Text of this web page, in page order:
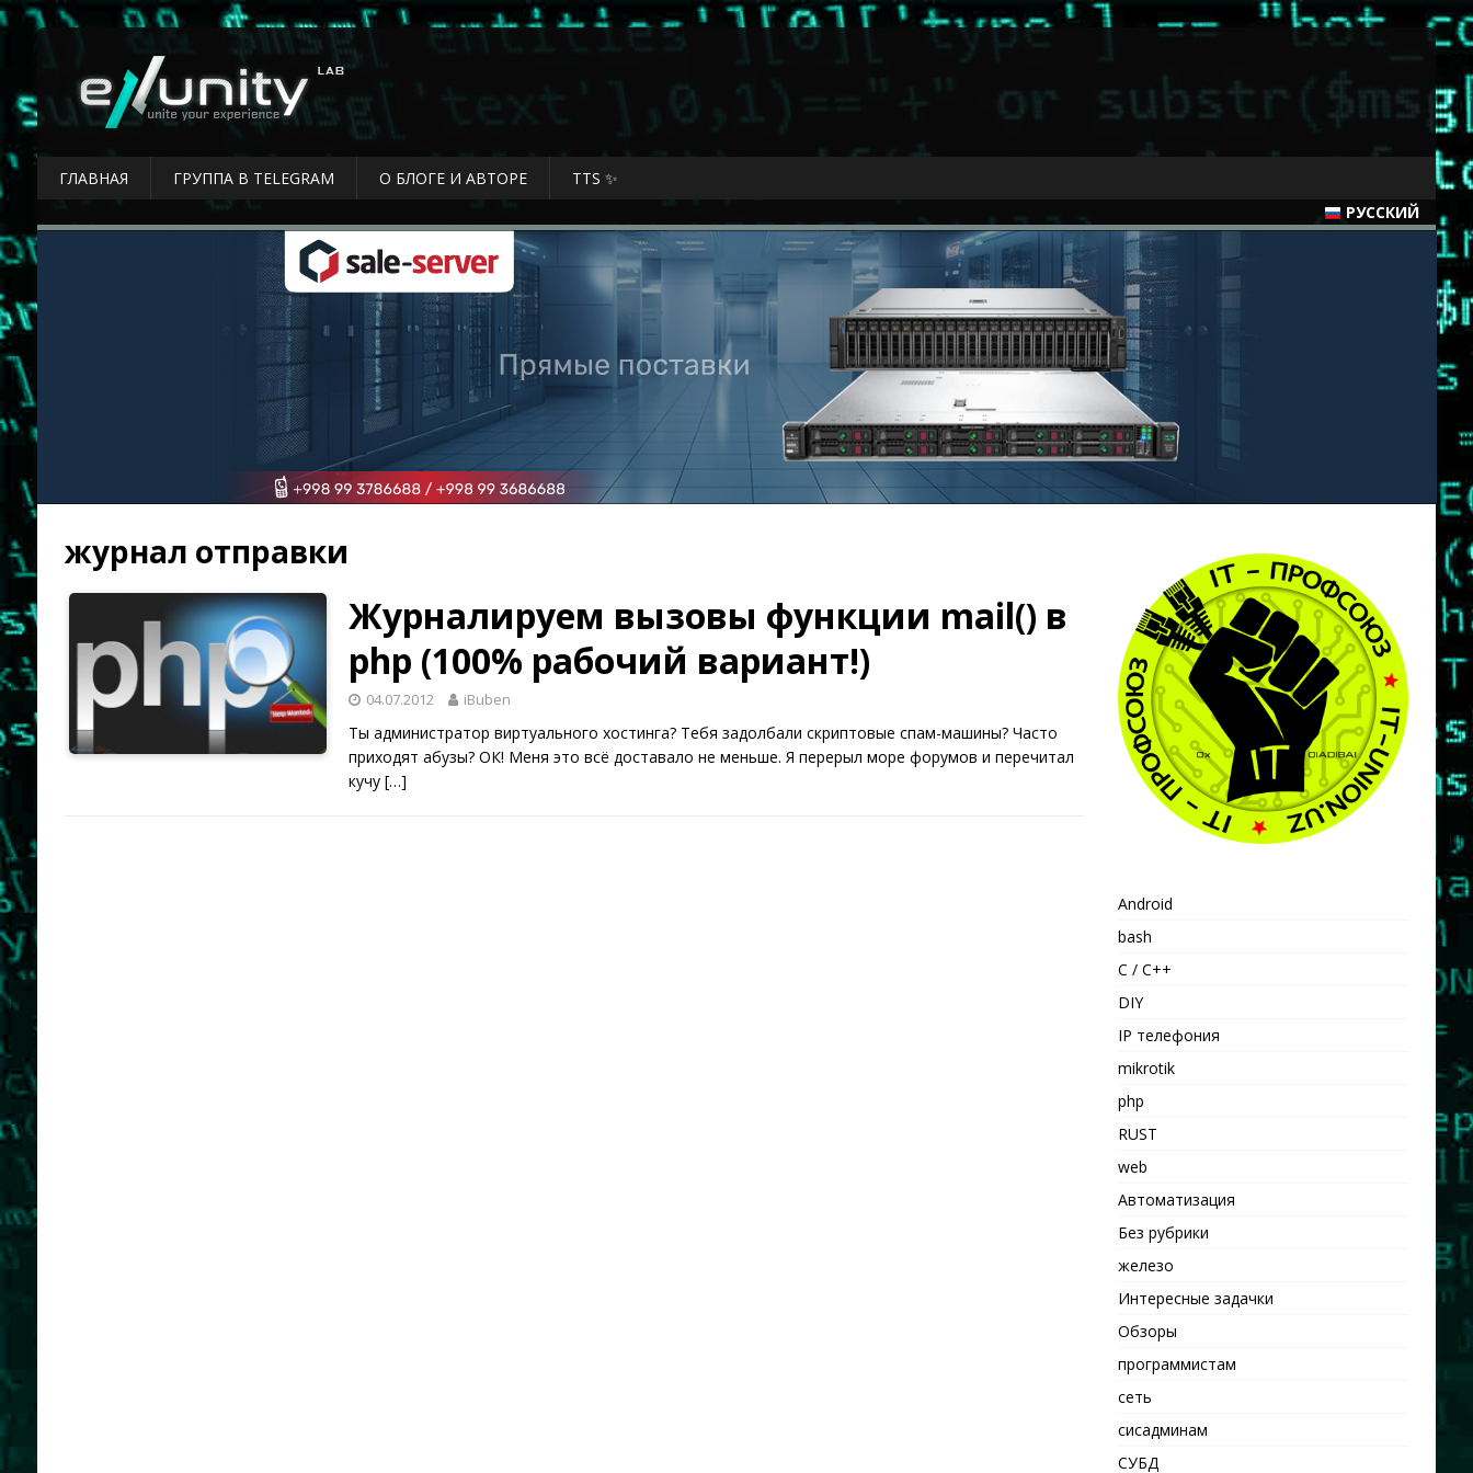
ГЛАВНАЯ ГРУППА В TELEGRAM О БЛОГЕ И АВТОРЕ
TTS ✨
РУССКИЙ
журнал отправки
Журналируем вызовы функции mail() в
php (100% рабочий вариант!)
04.07.2012 iBuben
Ты администратор виртуального хостинга? Тебя задолбали скриптовые спам-машины? Часто
приходят абузы? ОК! Меня это всё доставало не меньше. Я перерыл море форумов и перечитал
кучу […]
Android
bash
C / C++
DIY
IP телефония
mikrotik
php
RUST
web
Автоматизация
Без рубрики
железо
Интересные задачки
Обзоры
программистам
сеть
сисадминам
СУБД